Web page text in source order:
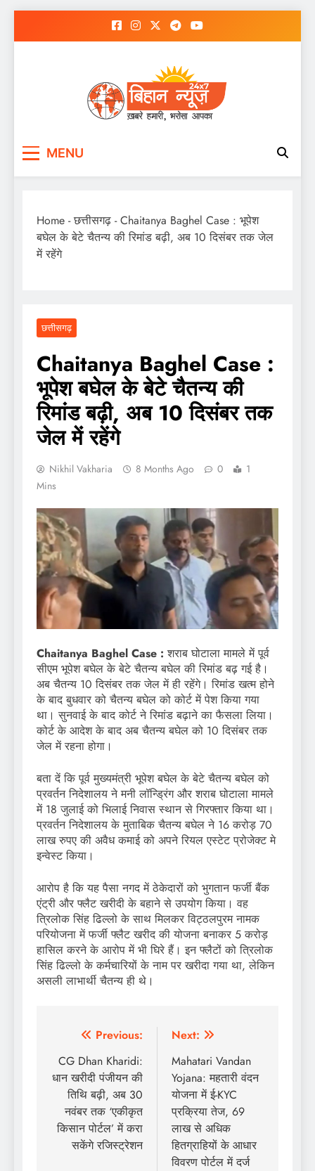
MENU
Home -छत्तीसगढ़ -Chaitanya Baghel Case : भूपेश
बघेल के बेटे चैतन्य की रिमांड बढ़ी, अब 10 दिसंबर तक जेल
में रहेंगे
छत्तीसगढ़
Chaitanya Baghel Case :
भूपेश बघेल के बेटे चैतन्य की
रिमांड बढ़ी, अब 10 दिसंबर तक
जेल में रहेंगे
Nikhil Vakharia 8 Months Ago 0
1
Mins
Chaitanya Baghel Case :शराब घोटाला मामले में पूर्व
सीएम भूपेश बघेल के बेटे चैतन्य बघेल की रिमांड बढ़ गई है।
अब चैतन्य 10 दिसंबर तक जेल में ही रहेंगे। रिमांड खत्म होने
के बाद बुधवार को चैतन्य बघेल को कोर्ट में पेश किया गया
था। सुनवाई के बाद कोर्ट ने रिमांड बढ़ाने का फैसला लिया।
कोर्ट के आदेश के बाद अब चैतन्य बघेल को 10 दिसंबर तक
जेल में रहना होगा।
बता दें कि पूर्व मुख्यमंत्री भूपेश बघेल के बेटे चैतन्य बघेल को
प्रवर्तन निदेशालय ने मनी लॉन्ड्रिंग और शराब घोटाला मामले
में 18 जुलाई को भिलाई निवास स्थान से गिरफ्तार किया था।
प्रवर्तन निदेशालय के मुताबिक चैतन्य बघेल ने 16 करोड़ 70
लाख रुपए की अवैध कमाई को अपने रियल एस्टेट प्रोजेक्ट मे
इन्वेस्ट किया।
आरोप है कि यह पैसा नगद में ठेकेदारों को भुगतान फर्जी बैंक
एंट्री और फ्लैट खरीदी के बहाने से उपयोग किया। वह
त्रिलोक सिंह ढिल्लो के साथ मिलकर विट्ठलपुरम नामक
परियोजना में फर्जी फ्लैट खरीद की योजना बनाकर 5 करोड़
हासिल करने के आरोप में भी घिरे हैं। इन फ्लैटों को त्रिलोक
सिंह ढिल्लो के कर्मचारियों के नाम पर खरीदा गया था, लेकिन
असली लाभार्थी चैतन्य ही थे।
Post
navigation
Previous:
CG Dhan Kharidi:
धान खरीदी पंजीयन की
तिथि बढ़ी, अब 30
नवंबर तक ‘एकीकृत
किसान पोर्टल’ में करा
सकेंगे रजिस्ट्रेशन
Next:
Mahatari Vandan
Yojana: महतारी वंदन
योजना में ई-KYC
प्रक्रिया तेज, 69
लाख से अधिक
हितग्राहियों के आधार
विवरण पोर्टल में दर्ज